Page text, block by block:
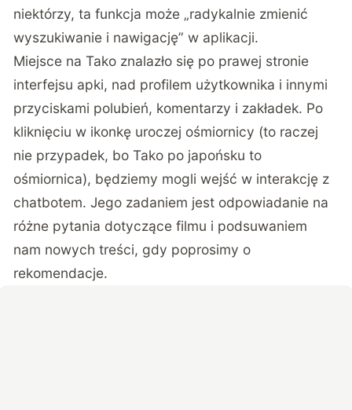
niektórzy, ta funkcja może „radykalnie zmienić
wyszukiwanie i nawigację” w aplikacji.
Miejsce na Tako znalazło się po prawej stronie
interfejsu apki, nad profilem użytkownika i innymi
przyciskami polubień, komentarzy i zakładek. Po
kliknięciu w ikonkę uroczej ośmiornicy (to raczej
nie przypadek, bo Tako po japońsku to
ośmiornica), będziemy mogli wejść w interakcję z
chatbotem. Jego zadaniem jest odpowiadanie na
różne pytania dotyczące filmu i podsuwaniem
nam nowych treści, gdy poprosimy o
rekomendacje.